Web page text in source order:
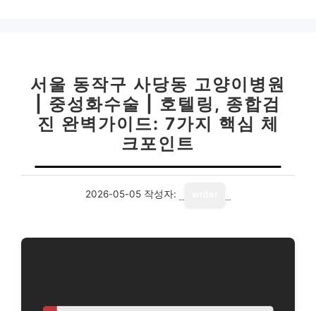
서울 동작구 사당동 고양이병원
| 중성화수술 | 호텔링, 종합검
진 완벽가이드: 7가지 핵심 체
크포인트
2026-05-05 작성자: